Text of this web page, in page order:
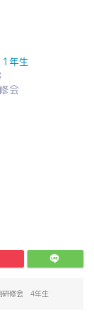
年生
会
研修会 4年生